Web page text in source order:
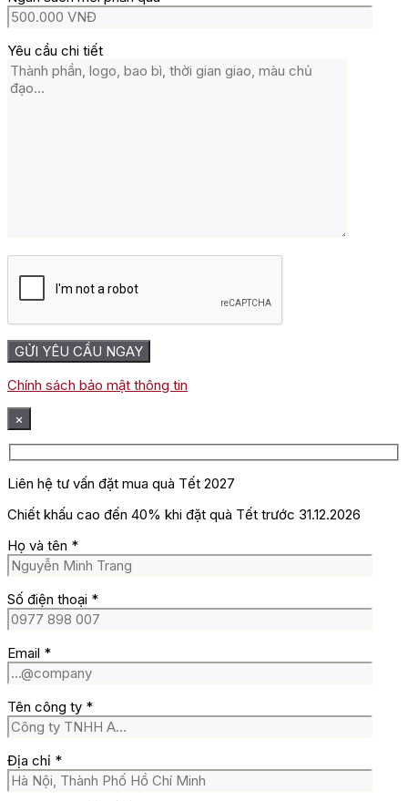
Yêu cầu chi tiết
Chính sách bảo mật thông tin
×
Liên hệ tư vấn đặt mua quà Tết 2027
Chiết khấu cao đến 40% khi đặt quà Tết trước 31.12.2026
Họ và tên *
Số điện thoại *
Email *
Tên công ty *
Địa chỉ *